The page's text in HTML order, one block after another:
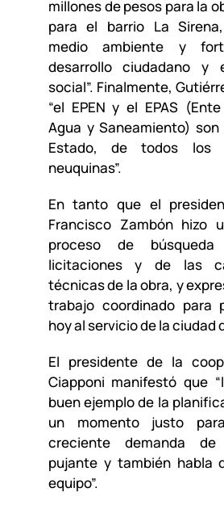
millones de pesos para la
para el barrio La
medio ambiente y
desarrollo ciudadano y
social”. Finalmente,
“el EPEN y el EPAS
Agua y Saneamiento)
Estado, de todos los
neuquinas”.
En tanto que el
Francisco Zambón hizo
proceso de
licitaciones y de las
técnicas de la obra, y
trabajo coordinado para
hoy al servicio de la ciudad
El presidente de la
Ciapponi manifestó que
buen ejemplo de la
un momento justo
creciente demanda
pujante y también habla
equipo”.